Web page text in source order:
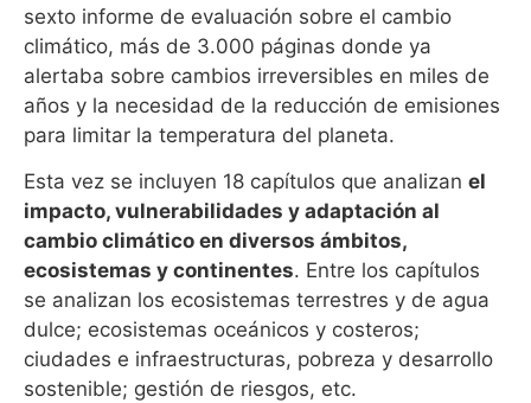
sexto informe de evaluación sobre el cambio
climático, más de 3.000 páginas donde ya
alertaba sobre cambios irreversibles en miles de
años y la necesidad de la reducción de emisiones
para limitar la temperatura del planeta.
Esta vez se incluyen 18 capítulos que analizan el
impacto, vulnerabilidades y adaptación al
cambio climático en diversos ámbitos,
ecosistemas y continentes. Entre los capítulos
se analizan los ecosistemas terrestres y de agua
dulce; ecosistemas oceánicos y costeros;
ciudades e infraestructuras, pobreza y desarrollo
sostenible; gestión de riesgos, etc.